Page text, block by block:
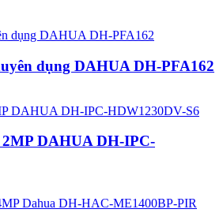
dụng DAHUA DH-PFA162
2MP DAHUA DH-IPC-